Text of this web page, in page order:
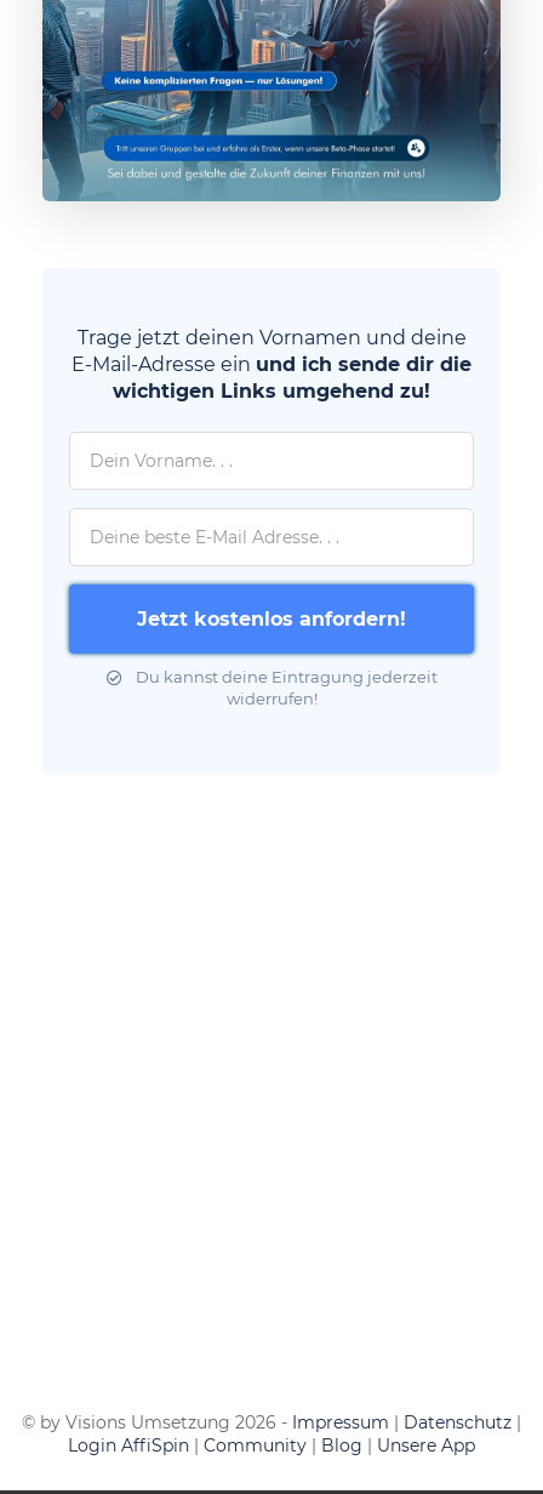
Trage jetzt deinen Vornamen und deine
E-Mail-Adresse ein und ich sende dir die
wichtigen Links umgehend zu!
Jetzt kostenlos anfordern!
Du kannst deine Eintragung jederzeit
widerrufen!
© by Visions Umsetzung 2026 - Impressum | Datenschutz |
Login AffiSpin | Community | Blog | Unsere App